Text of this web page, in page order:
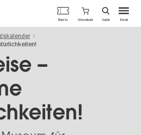
Menü
Tickets Warenkorb Suche
–